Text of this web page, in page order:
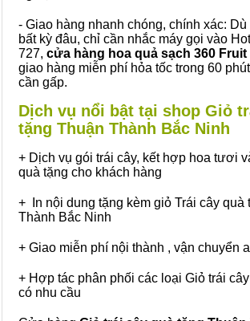
- Giao hàng nhanh chóng, chính xác:
bất kỳ đâu, chỉ cần nhắc máy gọi vào
727, cửa hàng hoa quả sạch 360 Fruit
giao hàng miễn phí hỏa tốc trong 60
cần gấp.
Dịch vụ nổi bật tại shop Giỏ
tặng Thuận Thành Bắc Ninh
+ Dịch vụ gói trái cây, kết hợp hoa tươi
quà tặng cho khách hàng
+ In nội dung tặng kèm giỏ Trái cây quà
Thành Bắc Ninh
+ Giao miễn phí nội thành , vận chuyển
+ Hợp tác phân phối các loại Giỏ trái
có nhu cầu